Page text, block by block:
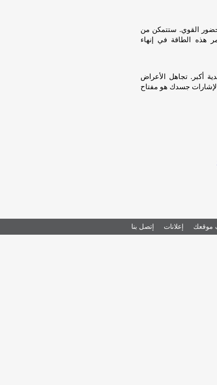
القوي. ستتمكن من
هذه الطاقة في إنهاء
أكبر. تجاهل الأعراض
لإشارات جسدك هو مفتاح
موقعك إعلانات إتصل بنا